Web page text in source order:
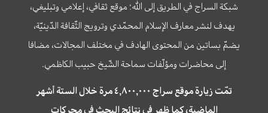
شبكة السراج في الطريق إلى الله؛ موقع ثقافي، إعلامي وتبليغي،
يهدف لنشر معارف الإسلام المحمّدي وترويج الثّقافة الدّينيّة،
يضمّ بساتين من المحتوى الهادف في مختلف المجالات، مضافا
إلى محاضرات ومؤلّفات سماحة الشّيخ حبيب الكاظمي.
تمّت زيارة موقع سراج ٤,٨٠٠,٠٠٠ مرة خلال الستة أشهر
الماضية، كما ظهر في نتائج البحث في محركات